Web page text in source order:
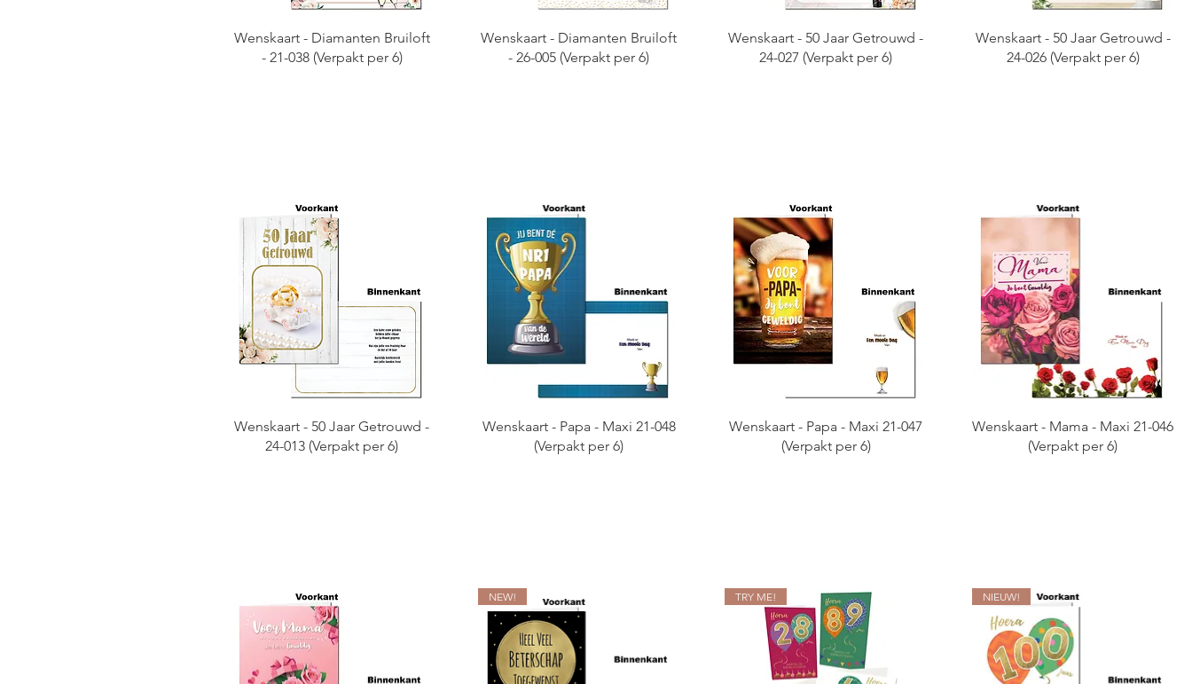
Wenskaart - Diamanten Bruiloft
- 21-038 (Verpakt per 6)
Wenskaart - Diamanten Bruiloft
- 26-005 (Verpakt per 6)
Wenskaart - 50 Jaar Getrouwd -
24-027 (Verpakt per 6)
Wenskaart - 50 Jaar Getrouwd -
24-026 (Verpakt per 6)
Wenskaart - 50 Jaar Getrouwd -
24-013 (Verpakt per 6)
Wenskaart - Papa - Maxi 21-048
(Verpakt per 6)
Wenskaart - Papa - Maxi 21-047
(Verpakt per 6)
Wenskaart - Mama - Maxi 21-046
(Verpakt per 6)
NEW! TRY ME! NIEUW!